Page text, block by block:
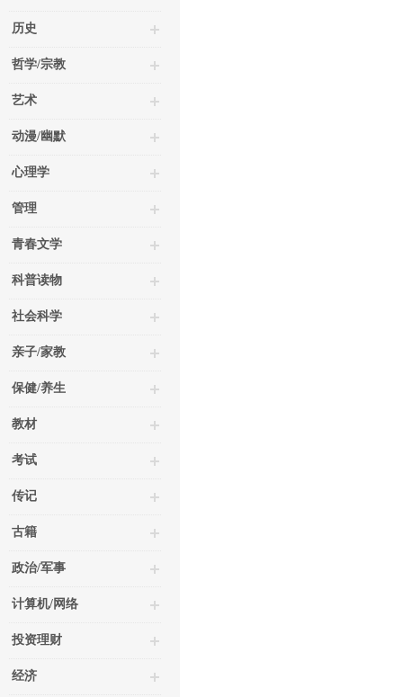
历史
哲学/宗教
艺术
动漫/幽默
心理学
管理
青春文学
科普读物
社会科学
亲子/家教
保健/养生
教材
考试
传记
古籍
政治/军事
计算机/网络
投资理财
经济